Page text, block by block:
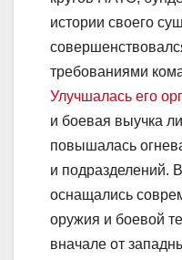
истории своего
требованиями
Улучшалась его
и боевая выучка
повышалась
и подразделений.
оснащались
оружия и боевой
вначале от